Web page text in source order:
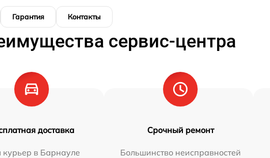
Гарантия Контакты
сервис-центра
доставка
в Барнауле
Срочный ремонт
Большинство неисправностей